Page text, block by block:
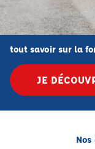
tout savoir sur la
JE